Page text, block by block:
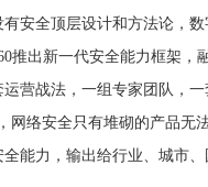
安全顶层设计和方法论，
推出新一代安全能力框架
营战法，一组专家团队，
络安全只有堆砌的产品无
能力，输出给行业、城市